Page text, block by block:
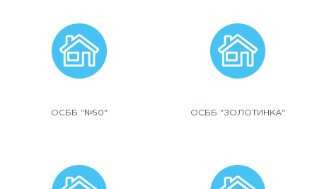
ОСББ "№50" ОСББ "ЗОЛОТИНКА"